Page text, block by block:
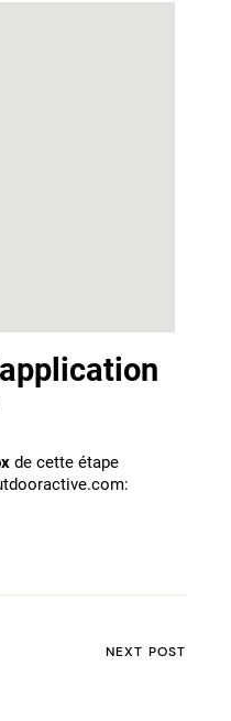
de cette étape
NEXT POST